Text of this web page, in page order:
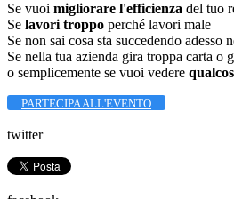
Se vuoi migliorare l'efficienza del tuo
Se lavori troppo perché lavori male
Se non sai cosa sta succedendo adesso
Se nella tua azienda gira troppa carta o
o semplicemente se vuoi vedere
PARTECIPA ALL'EVENTO
twitter